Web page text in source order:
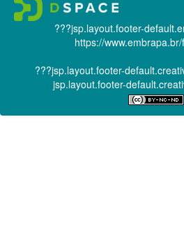
???jsp.layout.footer-
https://
???jsp.layout.footer-
jsp.layout.footer-